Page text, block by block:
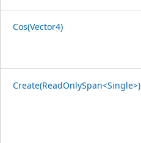
Cos(Vector4)
Create(ReadOnlySpan<Single>)